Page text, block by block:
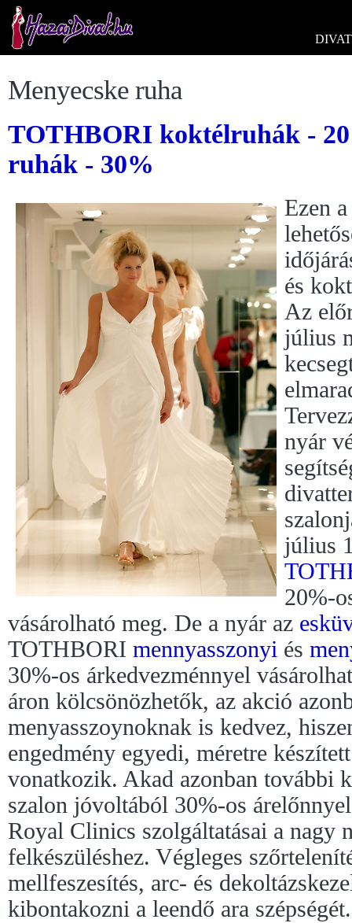
DIVAT
Menyecske ruha
TOTHBORI koktélruhák -
ruhák - 30%
Ezen
és
Az
július
nyár
július
20%-
vásárolható meg. De a nyár az
TOTHBORI mennyasszonyi és
30%-os árkedvezménnyel
áron kölcsönözhetők, az akció
menyasszoynoknak is kedvez,
engedmény egyedi, méretre
vonatkozik. Akad azonban további
szalon jóvoltából 30%-os
Royal Clinics szolgáltatásai a nagy
felkészüléshez. Végleges
mellfeszesítés, arc- és
kibontakozni a leendő ara szépségét.